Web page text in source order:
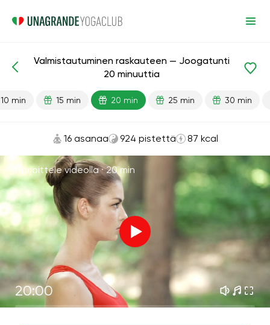
Raskaus
Valmistautuminen raskauteen — Joogatunti
20 minuuttia
10 min 15 min 20 min 25 min 30 min
16 asanaa 924 pistettä 87 kcal
Harjoittele videolla ·20 min
20:00